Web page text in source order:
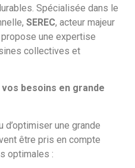
Spécialisée dans le
SEREC, acteur majeur
une expertise
collectives et
besoins en grande
d’optimiser une grande
être pris en compte
optimales :